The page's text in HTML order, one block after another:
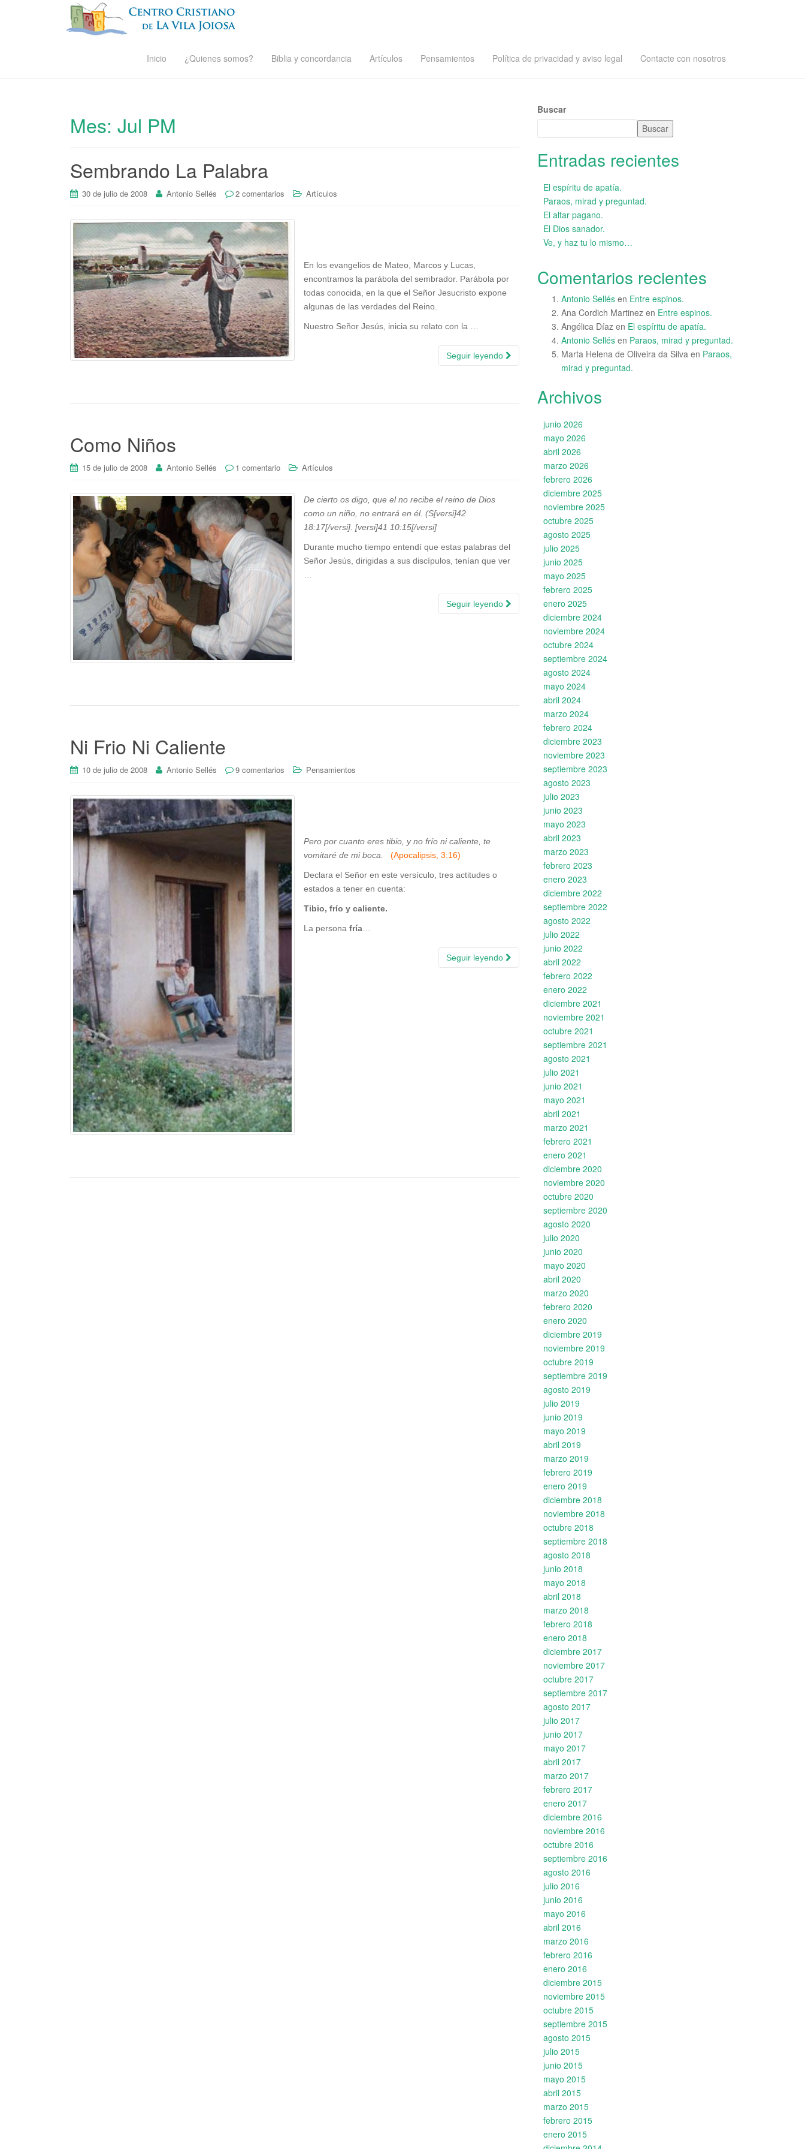
Inicio ¿Quienes somos? Biblia y concordancia Artículos Pensamientos Política de privacidad y aviso legal Contacte con nosotros
Mes: Jul PM
Sembrando La Palabra
30 de julio de 2008 Antonio Sellés 2 comentarios Artículos
En los evangelios de Mateo, Marcos y Lucas,
encontramos la parábola del sembrador. Parábola por
todas conocida, en la que el Señor Jesucristo expone
algunas de las verdades del Reino.
Nuestro Señor Jesús, inicia su relato con la …
Seguir leyendo
Como Niños
15 de julio de 2008 Antonio Sellés 1 comentario Artículos
De cierto os digo, que el no recibe el reino de Dios
como un niño, no entrará en él. (S[versi]42
18:17[/versi]. [versi]41 10:15[/versi]
Durante mucho tiempo entendí que estas palabras del
Señor Jesús, dirigidas a sus discípulos, tenían que ver
Seguir leyendo
Ni Frio Ni Caliente
10 de julio de 2008 Antonio Sellés 9 comentarios Pensamientos
Pero por cuanto eres tibio, y no frío ni caliente, te
vomitaré de mi boca. (Apocalipsis, 3:16)
Declara el Señor en este versículo, tres actitudes o
estados a tener en cuenta:
Tibio, frío y caliente.
La persona fría
Seguir leyendo
Buscar
Buscar
Entradas recientes
El espíritu de apatía.
Paraos, mirad y preguntad.
El altar pagano.
El Dios sanador.
Ve, y haz tu lo mismo…
Comentarios recientes
Antonio Sellés en Entre espinos.
Ana Cordich Martinez en Entre espinos.
Angélica Díaz en El espíritu de apatía.
Antonio Sellés en Paraos, mirad y preguntad.
Marta Helena de Oliveira da Silva en Paraos,
mirad y preguntad.
Archivos
junio 2026
mayo 2026
abril 2026
marzo 2026
febrero 2026
diciembre 2025
noviembre 2025
octubre 2025
agosto 2025
julio 2025
junio 2025
mayo 2025
febrero 2025
enero 2025
diciembre 2024
noviembre 2024
octubre 2024
septiembre 2024
agosto 2024
mayo 2024
abril 2024
marzo 2024
febrero 2024
diciembre 2023
noviembre 2023
septiembre 2023
agosto 2023
julio 2023
junio 2023
mayo 2023
abril 2023
marzo 2023
febrero 2023
enero 2023
diciembre 2022
septiembre 2022
agosto 2022
julio 2022
junio 2022
abril 2022
febrero 2022
enero 2022
diciembre 2021
noviembre 2021
octubre 2021
septiembre 2021
agosto 2021
julio 2021
junio 2021
mayo 2021
abril 2021
marzo 2021
febrero 2021
enero 2021
diciembre 2020
noviembre 2020
octubre 2020
septiembre 2020
agosto 2020
julio 2020
junio 2020
mayo 2020
abril 2020
marzo 2020
febrero 2020
enero 2020
diciembre 2019
noviembre 2019
octubre 2019
septiembre 2019
agosto 2019
julio 2019
junio 2019
mayo 2019
abril 2019
marzo 2019
febrero 2019
enero 2019
diciembre 2018
noviembre 2018
octubre 2018
septiembre 2018
agosto 2018
junio 2018
mayo 2018
abril 2018
marzo 2018
febrero 2018
enero 2018
diciembre 2017
noviembre 2017
octubre 2017
septiembre 2017
agosto 2017
julio 2017
junio 2017
mayo 2017
abril 2017
marzo 2017
febrero 2017
enero 2017
diciembre 2016
noviembre 2016
octubre 2016
septiembre 2016
agosto 2016
julio 2016
junio 2016
mayo 2016
abril 2016
marzo 2016
febrero 2016
enero 2016
diciembre 2015
noviembre 2015
octubre 2015
septiembre 2015
agosto 2015
julio 2015
junio 2015
mayo 2015
abril 2015
marzo 2015
febrero 2015
enero 2015